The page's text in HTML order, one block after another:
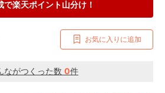
で楽天ポイント山分け！
お気に入りに追加
ながつくった数 0件